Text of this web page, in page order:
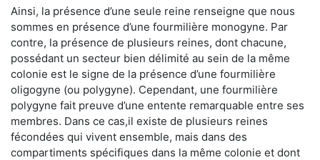
Ainsi, la présence d’une seule reine renseigne que nous
sommes en présence d’une fourmilière monogyne. Par
contre, la présence de plusieurs reines, dont chacune,
possédant un secteur bien délimité au sein de la même
colonie est le signe de la présence d’une fourmilière
oligogyne (ou polygyne). Cependant, une fourmilière
polygyne fait preuve d’une entente remarquable entre ses
membres. Dans ce cas,il existe de plusieurs reines
fécondées qui vivent ensemble, mais dans des
compartiments spécifiques dans la même colonie et dont